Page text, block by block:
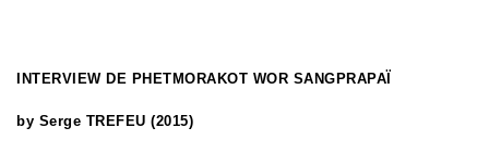
INTERVIEW DE PHETMORAKOT WOR SANGPRAPAÏ
by Serge TREFEU (2015)